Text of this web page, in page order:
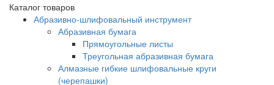
Каталог товаров
Абразивно-шлифовальный инструмент
Абразивная бумага
Прямоугольные листы
Треугольная абразивная бумага
Алмазные гибкие шлифовальные круги
(черепашки)